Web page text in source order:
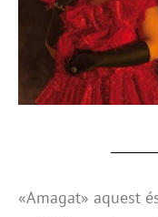
«Amagat» aquest